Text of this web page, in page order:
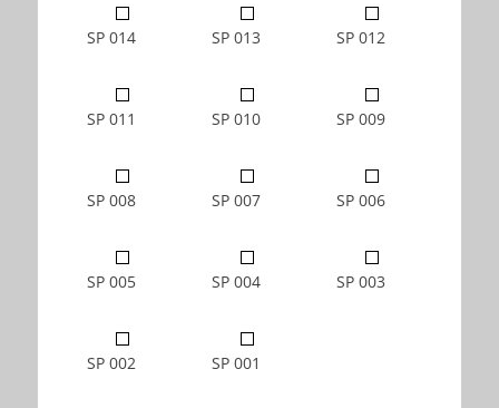
SP 014 SP 013 SP 012
SP 011 SP 010 SP 009
SP 008 SP 007 SP 006
SP 005 SP 004 SP 003
SP 002 SP 001